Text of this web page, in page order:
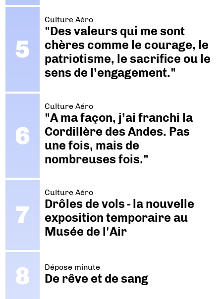
Culture Aéro
"Des valeurs qui me sont
chères comme le courage, le
patriotisme, le sacrifice ou le
sens de l’engagement."
Culture Aéro
"A ma façon, j’ai franchi la
Cordillère des Andes. Pas
une fois, mais de
nombreuses fois."
Culture Aéro
Drôles de vols - la nouvelle
exposition temporaire au
Musée de l'Air
Dépose minute
De rêve et de sang